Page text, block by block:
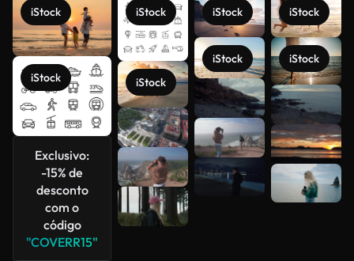
iStock
iStock
Exclusivo:
-15% de
desconto
com o
código
"COVERR15"
iStock
iStock
iStock
iStock
iStock
iStock
Veja mais